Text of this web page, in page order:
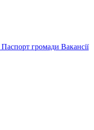
Паспорт громади Вакансії